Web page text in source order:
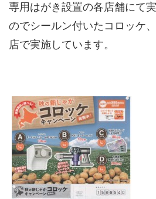
専用はがき設置の各店舗にて
のでシールン付いたコロッケ
店で実施しています。